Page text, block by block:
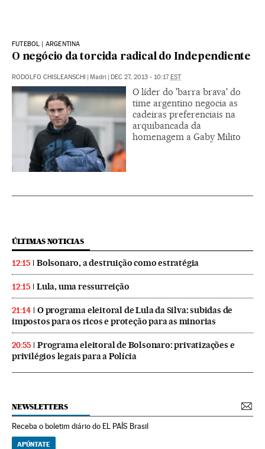
FUTEBOL | ARGENTINA
O negócio da torcida radical do Independiente
RODOLFO CHISLEANSCHI | Madri | DEC 27, 2013 - 10:17EST
O líder do 'barra brava' do
time argentino negocia as
cadeiras preferenciais na
arquibancada da
homenagem a Gaby Milito
ÚLTIMAS NOTICIAS
12:15 Bolsonaro, a destruição como estratégia
12:15 Lula, uma ressurreição
21:14
O programa eleitoral de Lula da Silva: subidas de
impostos para os ricos e proteção para as minorias
20:55
Programa eleitoral de Bolsonaro: privatizações e
privilégios legais para a Polícia
NEWSLETTERS
Receba o boletim diário do EL PAÍS Brasil
APÚNTATE